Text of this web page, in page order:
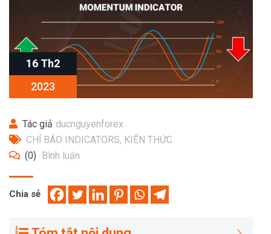
16 Th2
2023
Tác giả ducnguyenforex
CHỈ BÁO INDICATORS, KIẾN THỨC
(0) Bình luận
Chia sẻ